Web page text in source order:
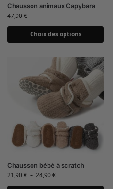
Chausson animaux Capybara
47,90€
Choix des options
Chausson bébé à scratch
21,90€ – 24,90€